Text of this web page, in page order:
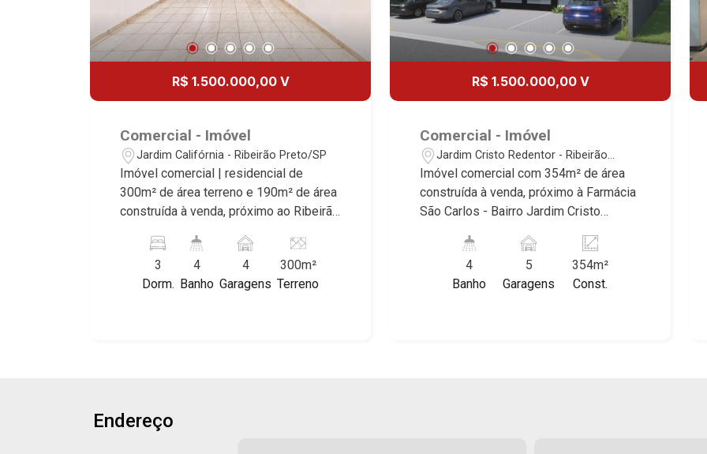
somos especialistas na venda e
locação de casas e terrenos
residenciais e comerciais nos bairros
reconhecidos por sua segurança,
incomparável. Atuamos nos bairros de
maior prestígio da região, como: Alto da
Boa Vista, Jardim Botânico, Jardim
Olhos D`Água, Vila do Golfe, City
Ribeirão, Jardim Canadá, Guaporé, Ilhas
do Sul, Jardim Nova Aliança, Boulevard,
Higienópolis, Sumaré, Jardim América,
Alto do Ipê, Jardim Irajá, Royal Park,
Jardim Califórnia, Quinta da Primavera,
San Marco, Vila Romana, Bosque dos
Juritis, Jardim dos Guaporés e Bella
R$ 1.500.000,00 V
Comercial - Imóvel
Jardim Califórnia - Ribeirão Preto/SP
Imóvel comercial | residencial de
300m² de área terreno e 190m² de área
construída à venda, próximo ao Ribeirão
Ribeirão Preto/SP. Conheça as
características deste imóvel que a
Martinelli Imobiliária selecionou para
Martinelli Imobiliária, referência no
3
Dorm.
4
Banho
4
Garagens
300m²
Terreno
R$ 1.500.000,00 V
Comercial - Imóvel
Jardim Cristo Redentor - Ribeirão
Preto/SP
Imóvel comercial com 354m² de área
construída à venda, próximo à Farmácia
São Carlos - Bairro Jardim Cristo
as características deste imóvel que a
Martinelli Imobiliária selecionou para
4
Banho
5
Garagens
354m²
Const.
Endereço